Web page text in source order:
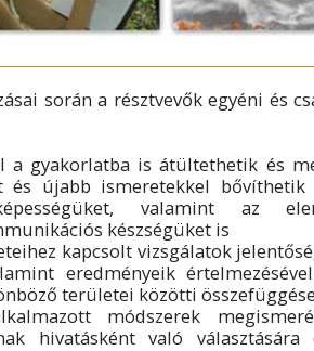
során a résztvevők egyéni és
a gyakorlatba is átültethetik és
és újabb ismeretekkel bővíthetik
képességüket, valamint az
készségüket is
kapcsolt vizsgálatok
eredményeik
területei közötti
módszerek
hivatásként való